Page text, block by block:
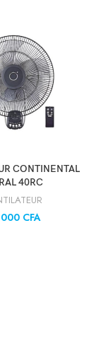
CONTINENTAL
40RC
CFA